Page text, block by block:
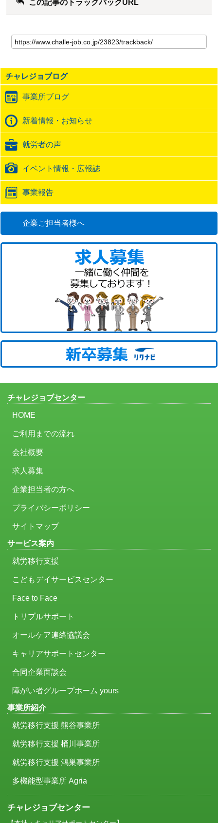
この記事のトラックバックURL
の
記
の
ト
ラ
ッ
ク
バ
ッ
URL
チャレジョブログ
事業所ブログ
新着情報・お知らせ
就労者の声
イベント情報・広報誌
事業報告
企業ご担当者様へ
チャレジョブセンター
HOME
ご利用までの流れ
会社概要
求人募集
企業担当者の方へ
プライバシーポリシー
サイトマップ
サービス案内
就労移行支援
こどもデイサービスセンター
Face to Face
トリプルサポート
オールケア連絡協議会
キャリアサポートセンター
合同企業面談会
障がい者グループホーム yours
事業所紹介
就労移行支援 熊谷事業所
就労移行支援 桶川事業所
就労移行支援 鴻巣事業所
多機能型事業所 Agria
チャレジョブセンター